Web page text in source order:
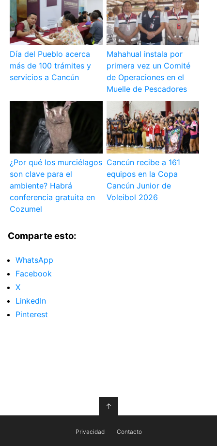
Día del Pueblo acerca
más de 100 trámites y
servicios a Cancún
Mahahual instala por
primera vez un Comité
de Operaciones en el
Muelle de Pescadores
¿Por qué los murciélagos
son clave para el
ambiente? Habrá
conferencia gratuita en
Cozumel
Cancún recibe a 161
equipos en la Copa
Cancún Junior de
Voleibol 2026
Comparte esto:
WhatsApp
Facebook
X
LinkedIn
Pinterest
↑
Privacidad Contacto